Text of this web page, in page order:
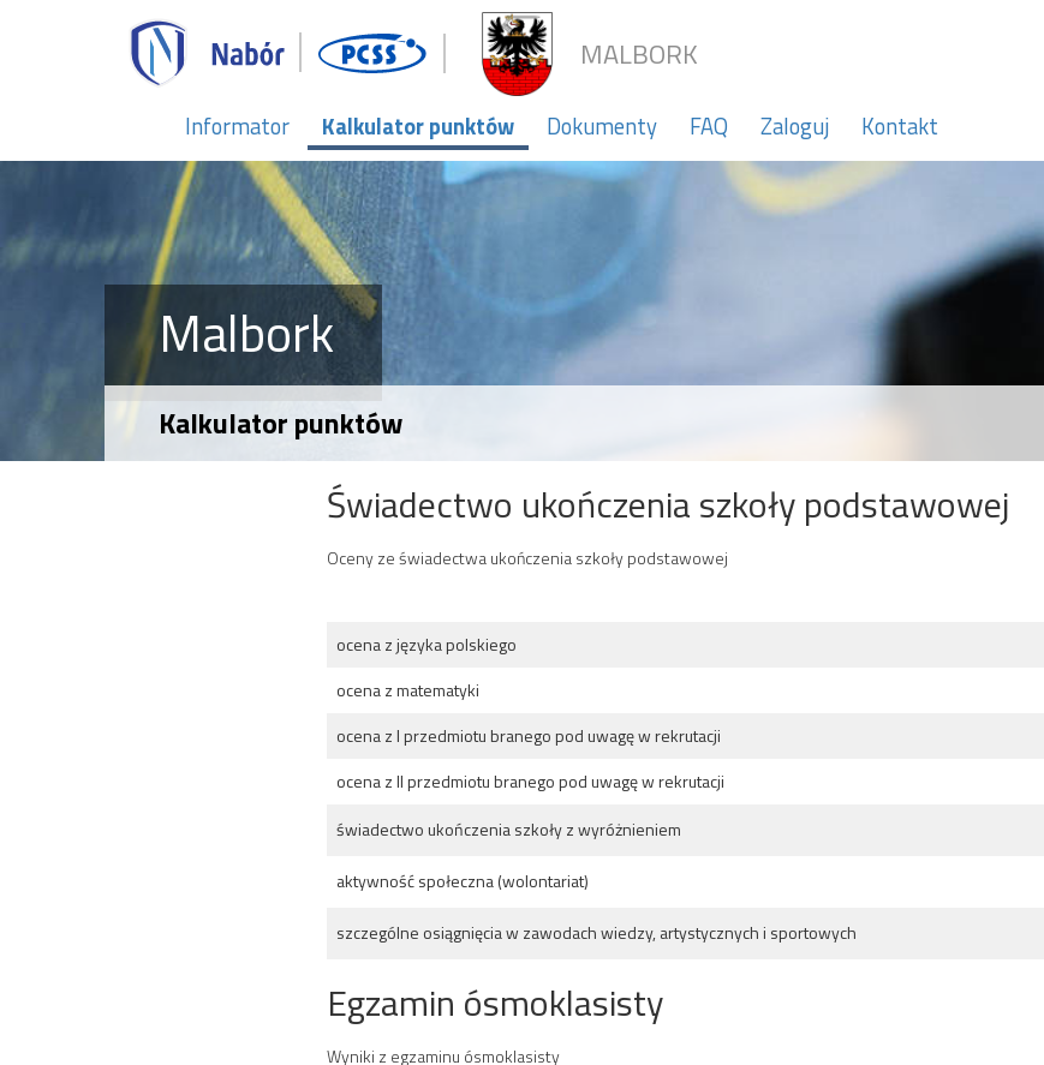
MALBORK
Informator Kalkulator punktów Dokumenty FAQ Zaloguj Kontakt
Malbork
Kalkulator punktów
Świadectwo ukończenia szkoły podstawowej
Oceny ze świadectwa ukończenia szkoły podstawowej
ocena z języka polskiego
ocena z matematyki
ocena z I przedmiotu branego pod uwagę w rekrutacji
ocena z II przedmiotu branego pod uwagę w rekrutacji
świadectwo ukończenia szkoły z wyróżnieniem
aktywność społeczna (wolontariat)
szczególne osiągnięcia w zawodach wiedzy, artystycznych i sportowych
Egzamin ósmoklasisty
Wyniki z egzaminu ósmoklasisty